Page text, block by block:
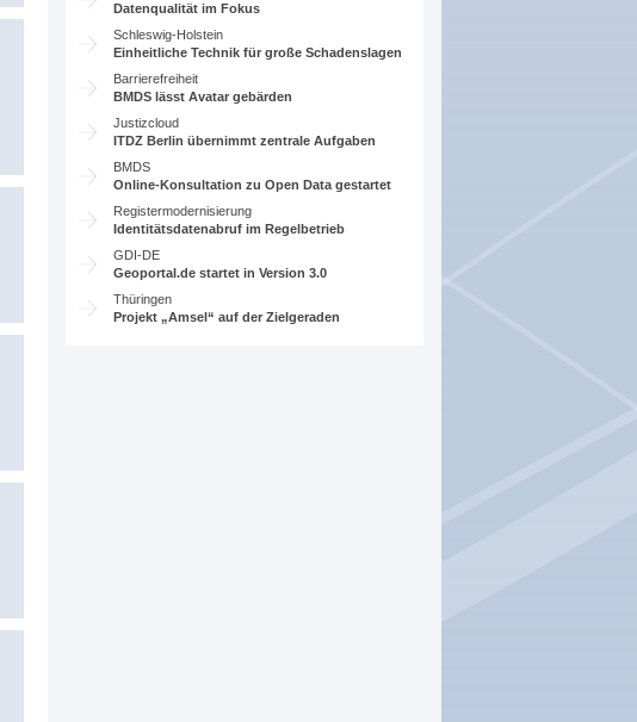
Datenqualität im Fokus
Schleswig-Holstein
Einheitliche Technik für große Schadenslagen
Barrierefreiheit
BMDS lässt Avatar gebärden
Justizcloud
ITDZ Berlin übernimmt zentrale Aufgaben
BMDS
Online-Konsultation zu Open Data gestartet
Registermodernisierung
Identitätsdatenabruf im Regelbetrieb
GDI-DE
Geoportal.de startet in Version 3.0
Thüringen
Projekt „Amsel“ auf der Zielgeraden